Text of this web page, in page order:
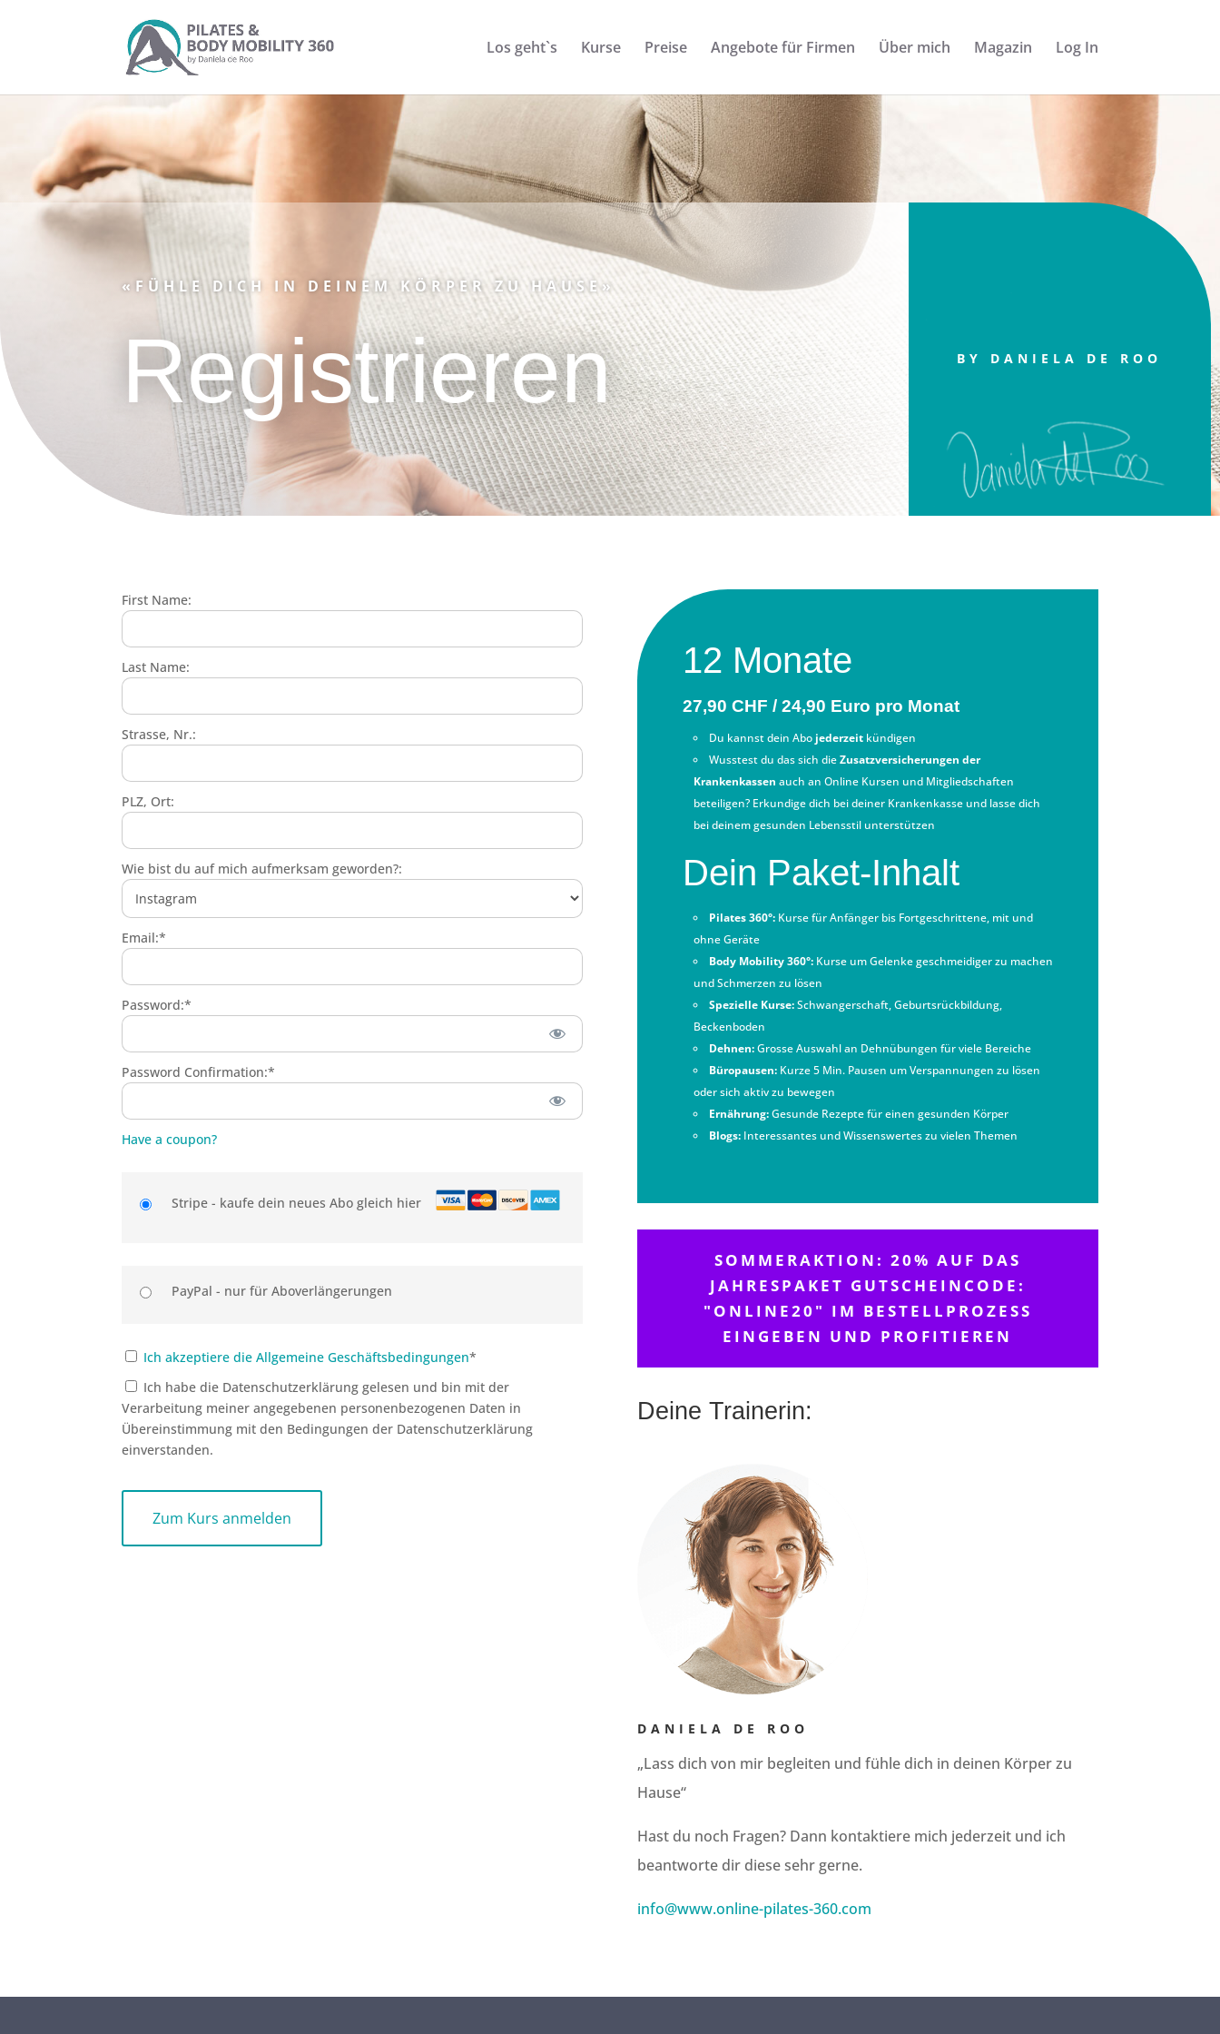
Los geht`s Kurse Preise Angebote für Firmen Über mich Magazin Log In
«FÜHLE DICH IN DEINEM KÖRPER ZU HAUSE»
Registrieren BY DANIELA DE ROO
First Name:
Last Name:
Strasse, Nr.:
PLZ, Ort:
Wie bist du auf mich aufmerksam geworden?:
Email:*
Password:*
Password Confirmation:*
Have a coupon?
Stripe - kaufe dein neues Abo gleich hier
PayPal - nur für Aboverlängerungen
Ich akzeptiere die Allgemeine Geschäftsbedingungen*
Ich habe die Datenschutzerklärung gelesen und bin mit der
Verarbeitung meiner angegebenen personenbezogenen Daten in
Übereinstimmung mit den Bedingungen der Datenschutzerklärung
einverstanden.
12 Monate
27,90 CHF / 24,90 Euro pro Monat
Du kannst dein Abo jederzeitkündigen
Wusstest du das sich dieZusatzversicherungen der
Krankenkassen auch an Online Kursen und Mitgliedschaften
beteiligen? Erkundige dich bei deiner Krankenkasse und lasse dich
bei deinem gesunden Lebensstil unterstützen
Dein Paket-Inhalt
Pilates 360°:Kurse für Anfänger bis Fortgeschrittene, mit und
ohne Geräte
Body Mobility 360°:Kurse um Gelenke geschmeidiger zu machen
und Schmerzen zu lösen
Spezielle Kurse:Schwangerschaft, Geburtsrückbildung,
Beckenboden
Dehnen:Grosse Auswahl an Dehnübungen für viele Bereiche
Büropausen:Kurze 5 Min. Pausen um Verspannungen zu lösen
oder sich aktiv zu bewegen
Ernährung:Gesunde Rezepte für einen gesunden Körper
Blogs:Interessantes und Wissenswertes zu vielen Themen
SOMMERAKTION: 20% AUF DAS
JAHRESPAKET GUTSCHEINCODE:
"ONLINE20" IM BESTELLPROZESS
EINGEBEN UND PROFITIEREN
Deine Trainerin:
DANIELA DE ROO
„Lass dich von mir begleiten und fühle dich in deinen Körper zu
Hause“
Hast du noch Fragen? Dann kontaktiere mich jederzeit und ich
beantworte dir diese sehr gerne.
info@www.online-pilates-360.com